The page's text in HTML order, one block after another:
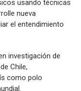
usando técnicas
nueva
el entendimiento
investigación de
Chile,
como polo